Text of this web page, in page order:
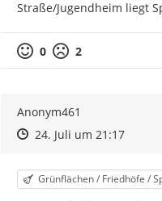
Straße/Jugendheim liegt
0 2
Anonym461
Zeitpunkt des Erstellens
Zeitpunkt des Erstellens
24. Juli um 21:17Zur
Kategorie
Grünflächen / Friedhöfe /